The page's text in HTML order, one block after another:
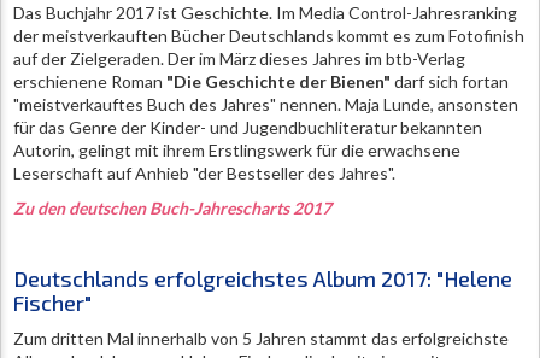
Das Buchjahr 2017 ist Geschichte. Im Media Control-Jahresranking
der meistverkauften Bücher Deutschlands kommt es zum Fotofinish
auf der Zielgeraden. Der im März dieses Jahres im btb-Verlag
erschienene Roman "Die Geschichte der Bienen" darf sich fortan
"meistverkauftes Buch des Jahres" nennen. Maja Lunde, ansonsten
für das Genre der Kinder- und Jugendbuchliteratur bekannten
Autorin, gelingt mit ihrem Erstlingswerk für die erwachsene
Leserschaft auf Anhieb "der Bestseller des Jahres".
Zu den deutschen Buch-Jahrescharts 2017
Deutschlands erfolgreichstes Album 2017: "Helene
Fischer"
Zum dritten Mal innerhalb von 5 Jahren stammt das erfolgreichste